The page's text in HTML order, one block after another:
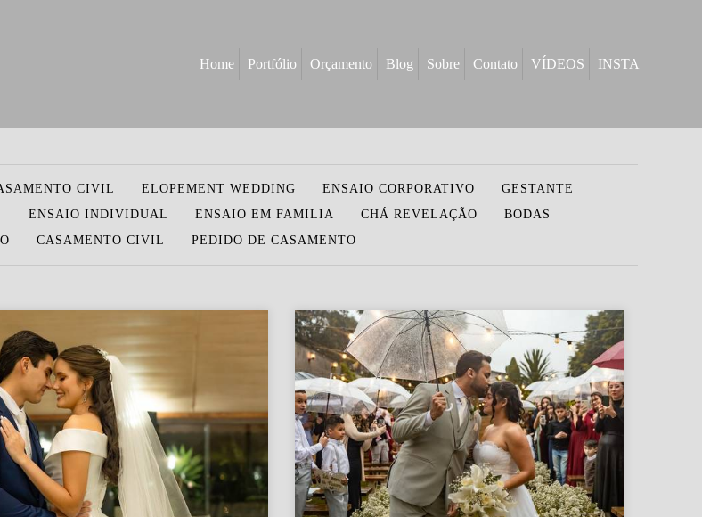
Home Portfólio Orçamento Blog Sobre Contato VÍDEOS INSTA
CIVIL ELOPEMENT WEDDING ENSAIO CORPORATIVO
GESTANTE
ENSAIO INDIVIDUAL ENSAIO EM FAMILIA CHÁ REVELAÇÃO
BODAS
CASAMENTO CIVIL PEDIDO DE CASAMENTO